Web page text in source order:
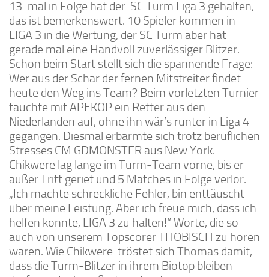
13-mal in Folge hat der SC Turm Liga 3 gehalten,
das ist bemerkenswert. 10 Spieler kommen in
LIGA 3 in die Wertung, der SC Turm aber hat
gerade mal eine Handvoll zuverlässiger Blitzer.
Schon beim Start stellt sich die spannende Frage:
Wer aus der Schar der fernen Mitstreiter findet
heute den Weg ins Team? Beim vorletzten Turnier
tauchte mit APEKOP ein Retter aus den
Niederlanden auf, ohne ihn wär’s runter in Liga 4
gegangen. Diesmal erbarmte sich trotz beruflichen
Stresses CM GDMONSTER aus New York.
Chikwere lag lange im Turm-Team vorne, bis er
außer Tritt geriet und 5 Matches in Folge verlor.
„Ich machte schreckliche Fehler, bin enttäuscht
über meine Leistung. Aber ich freue mich, dass ich
helfen konnte, LIGA 3 zu halten!“ Worte, die so
auch von unserem Topscorer THOBISCH zu hören
waren. Wie Chikwere tröstet sich Thomas damit,
dass die Turm-Blitzer in ihrem Biotop bleiben